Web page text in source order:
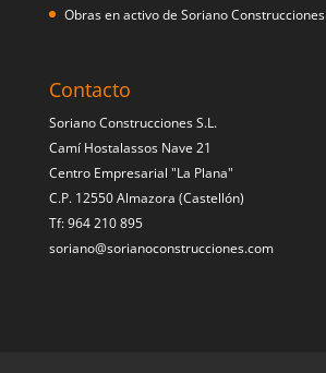
Obras en activo de Soriano Construcciones
Contacto
Soriano Construcciones S.L.
Camí Hostalassos Nave 21
Centro Empresarial "La Plana"
C.P. 12550 Almazora (Castellón)
Tf: 964 210 895
soriano@sorianoconstrucciones.com